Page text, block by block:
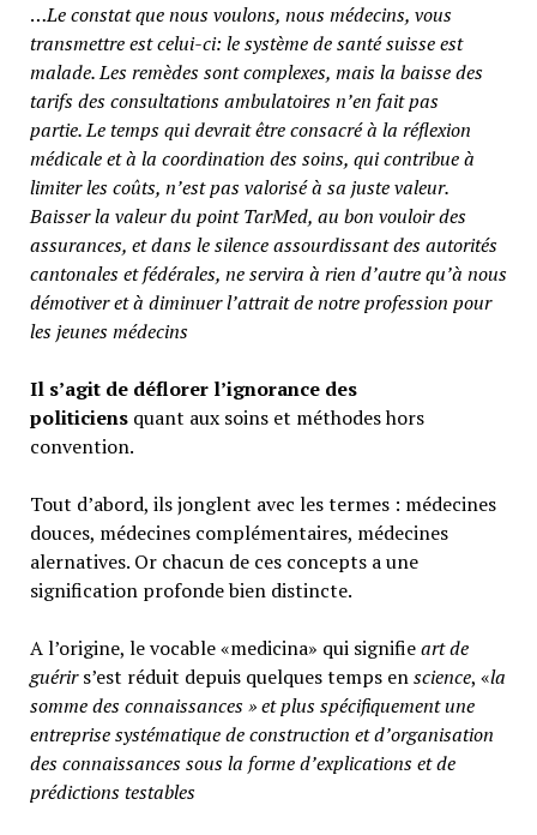
…Le constat que nous voulons, nous médecins, vous
transmettre est celui-ci: le système de santé suisse est
malade. Les remèdes sont complexes, mais la baisse des
tarifs des consultations ambulatoires n’en fait pas
partie.Le temps qui devrait être consacré à la réflexion
médicale et à la coordination des soins, qui contribue à
limiter les coûts, n’est pas valorisé à sa juste valeur.
Baisser la valeur du point TarMed, au bon vouloir des
assurances, et dans le silence assourdissant des autorités
cantonales et fédérales, ne servira à rien d’autre qu’à nous
démotiver et à diminuer l’attrait de notre profession pour
les jeunes médecins
Il s’agit de déflorer l’ignorance des
politiciensquant aux soins et méthodes hors
convention.
Tout d’abord, ils jonglent avec les termes : médecines
douces, médecines complémentaires, médecines
alernatives. Or chacun de ces concepts a une
signification profonde bien distincte.
A l’origine, le vocable «medicina» qui signifieart de
guérirs’est réduit depuis quelques temps enscience, «la
somme des connaissances » et plus spécifiquement une
entreprise systématique de construction et d’organisation
des connaissances sous la forme d’explications et de
prédictions testables